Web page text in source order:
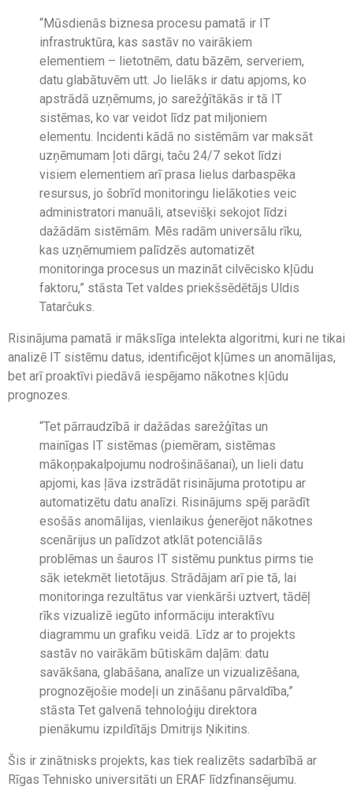
“Mūsdienās biznesa procesu pamatā ir IT
infrastruktūra, kas sastāv no vairākiem
elementiem – lietotnēm, datu bāzēm, serveriem,
datu glabātuvēm utt. Jo lielāks ir datu apjoms, ko
apstrādā uzņēmums, jo sarežģītākās ir tā IT
sistēmas, ko var veidot līdz pat miljoniem
elementu. Incidenti kādā no sistēmām var maksāt
uzņēmumam ļoti dārgi, taču 24/7 sekot līdzi
visiem elementiem arī prasa lielus darbaspēka
resursus, jo šobrīd monitoringu lielākoties veic
administratori manuāli, atsevišķi sekojot līdzi
dažādām sistēmām. Mēs radām universālu rīku,
kas uzņēmumiem palīdzēs automatizēt
monitoringa procesus un mazināt cilvēcisko kļūdu
faktoru,” stāsta Tet valdes priekšsēdētājs Uldis
Tatarčuks.
Risinājuma pamatā ir mākslīga intelekta algoritmi, kuri ne tikai
analizē IT sistēmu datus, identificējot kļūmes un anomālijas,
bet arī proaktīvi piedāvā iespējamo nākotnes kļūdu
prognozes.
“Tet pārraudzībā ir dažādas sarežģītas un
mainīgas IT sistēmas (piemēram, sistēmas
mākoņpakalpojumu nodrošināšanai), un lieli datu
apjomi, kas ļāva izstrādāt risinājuma prototipu ar
automatizētu datu analīzi. Risinājums spēj parādīt
esošās anomālijas, vienlaikus ģenerējot nākotnes
scenārijus un palīdzot atklāt potenciālās
problēmas un šauros IT sistēmu punktus pirms tie
sāk ietekmēt lietotājus. Strādājam arī pie tā, lai
monitoringa rezultātus var vienkārši uztvert, tādēļ
rīks vizualizē iegūto informāciju interaktīvu
diagrammu un grafiku veidā. Līdz ar to projekts
sastāv no vairākām būtiskām daļām: datu
savākšana, glabāšana, analīze un vizualizēšana,
prognozējošie modeļi un zināšanu pārvaldība,”
stāsta Tet galvenā tehnoloģiju direktora
pienākumu izpildītājs Dmitrijs Ņikitins.
Šis ir zinātnisks projekts, kas tiek realizēts sadarbībā ar
Rīgas Tehnisko universitāti un ERAF līdzfinansējumu.